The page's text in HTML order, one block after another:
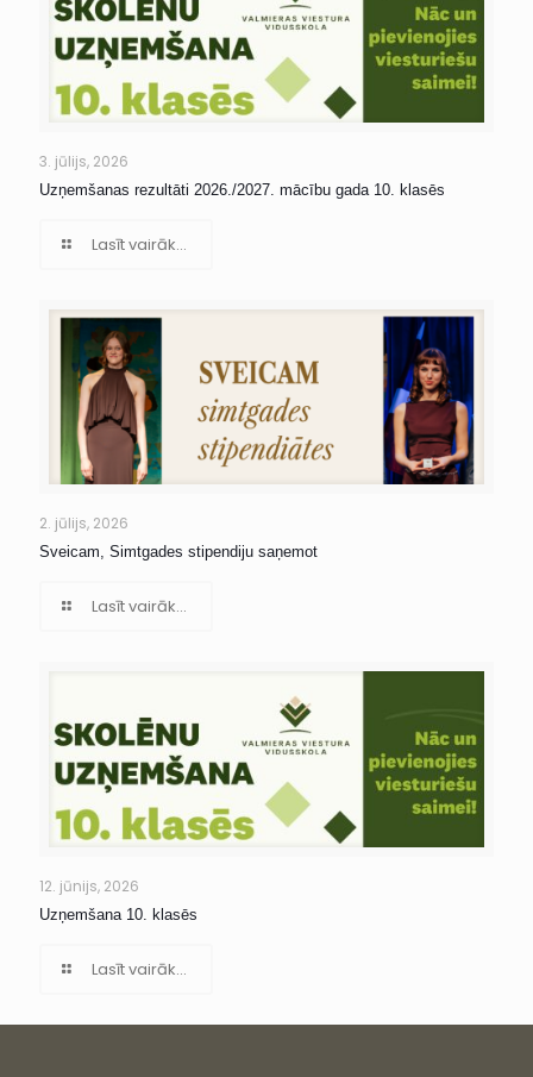
3. jūlijs, 2026
Uzņemšanas rezultāti 2026./2027. mācību gada 10. klasēs
Lasīt vairāk...
2. jūlijs, 2026
Sveicam, Simtgades stipendiju saņemot
Lasīt vairāk...
12. jūnijs, 2026
Uzņemšana 10. klasēs
Lasīt vairāk...